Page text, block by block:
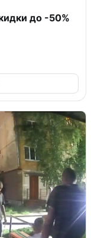
до -50%